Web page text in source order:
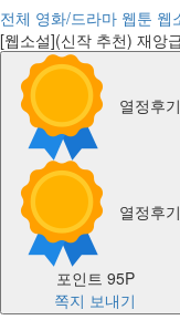
전체 영화/드라마 웹툰 웹
[웹소설](신작 추천) 재앙
열정후기
열정후기
포인트 95P
쪽지 보내기